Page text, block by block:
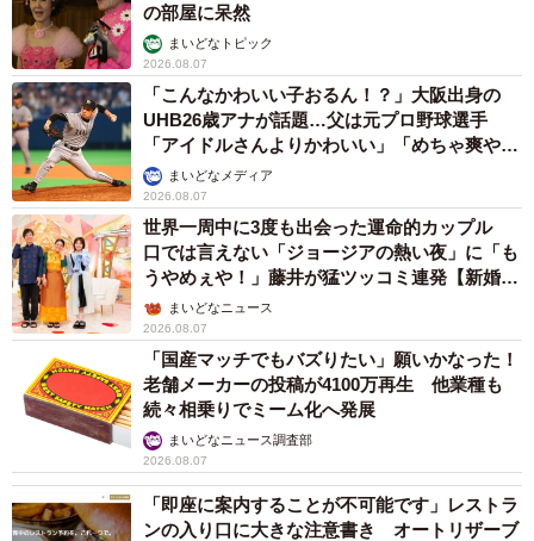
の部屋に呆然
まいどなトピック
2026.08.07
「こんなかわいい子おるん！？」大阪出身の
UHB26歳アナが話題…父は元プロ野球選手
「アイドルさんよりかわいい」「めちゃ爽や
か」まいどなメディア
2026.08.07
世界一周中に3度も出会った運命的カップル
口では言えない「ジョージアの熱い夜」に「も
うやめぇや！」藤井が猛ツッコミ連発【新婚さ
ん】まいどなニュース
2026.08.07
「国産マッチでもバズりたい」願いかなった！
老舗メーカーの投稿が4100万再生 他業種も
続々相乗りでミーム化へ発展
まいどなニュース調査部
2026.08.07
「即座に案内することが不可能です」レストラ
ンの入り口に大きな注意書き オートリザーブ